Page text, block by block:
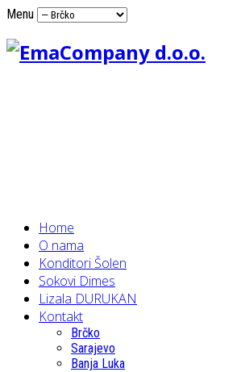
Menu
Home
O nama
Konditori Šolen
Sokovi Dimes
Lizala DURUKAN
Kontakt
Brčko
Sarajevo
Banja Luka